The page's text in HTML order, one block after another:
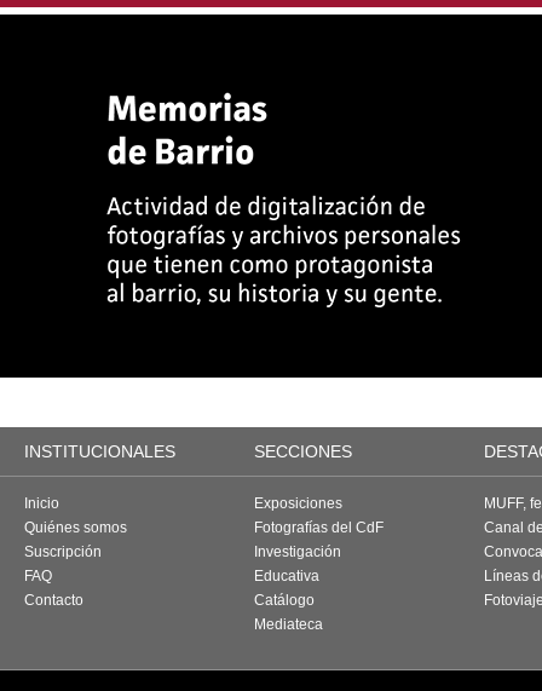
INSTITUCIONALES SECCIONES
Inicio
Quiénes somos
Suscripción
FAQ
Contacto
Exposiciones
Fotografías del CdF
Investigación
Educativa
Catálogo
Mediateca
MUFF,
Canal
Líneas